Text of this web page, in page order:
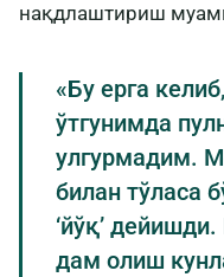
нақдлаштириш
«Бу ерга
ўтгунимда
улгурмадим.
билан тўласа
‘йўқ’
дам олиш